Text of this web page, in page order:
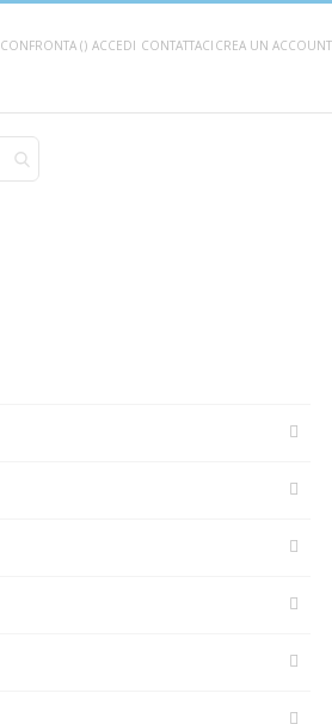
CONFRONTA () ACCEDI CONTATTACI CREA UN ACCOUNT